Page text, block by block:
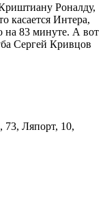
Роналду,
касается Интера,
на 83 минуте. А вот
Сергей Кривцов
73, Ляпорт, 10,